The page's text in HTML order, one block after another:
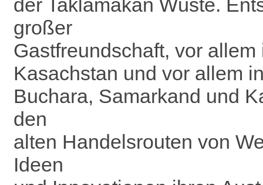
der Taklamakan Wüste.
großer
Gastfreundschaft, vor
Kasachstan und vor allem
Buchara, Samarkand und
den
alten Handelsrouten von
Ideen